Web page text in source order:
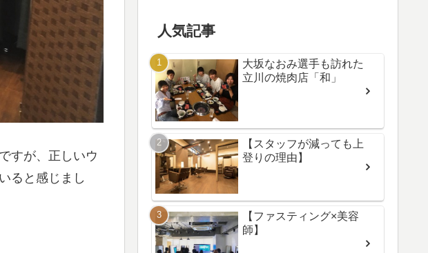
すが、正しいウ
ると感じまし
人気記事
大坂なおみ選手も訪れた
立川の焼肉店「和」
【スタッフが減っても上
登りの理由】
【ファスティング×美容
師】